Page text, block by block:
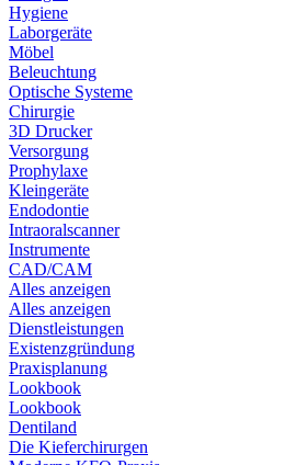
Hygiene
Laborgeräte
Möbel
Beleuchtung
Optische Systeme
Chirurgie
3D Drucker
Versorgung
Prophylaxe
Kleingeräte
Endodontie
Intraoralscanner
Instrumente
CAD/CAM
Alles anzeigen
Alles anzeigen
Dienstleistungen
Existenzgründung
Praxisplanung
Lookbook
Lookbook
Dentiland
Die Kieferchirurgen